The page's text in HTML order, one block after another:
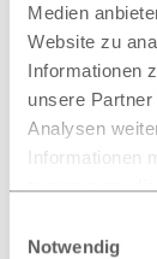
Medien
Website zu
Informationen
unsere
Analysen
Informationen
zusammen,
haben.
Notwendig
Weiterlesen